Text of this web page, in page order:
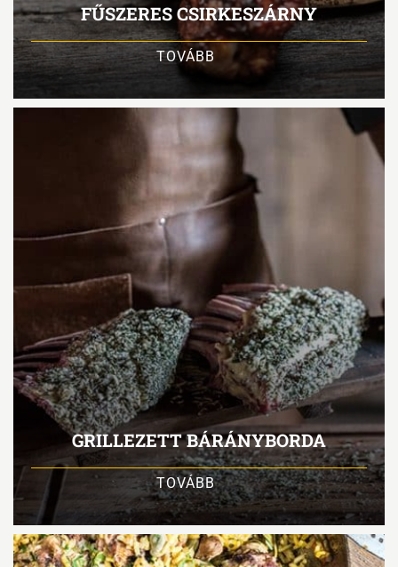
FŰSZERES CSIRKESZÁRNY
TOVÁBB
GRILLEZETT BÁRÁNYBORDA
TOVÁBB